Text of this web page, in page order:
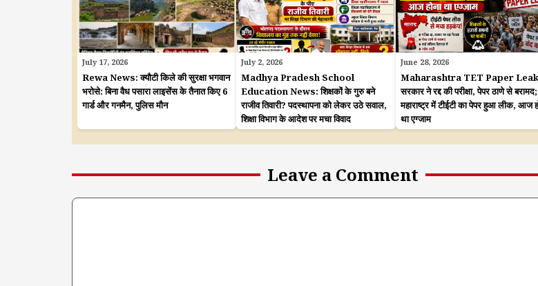
July 17, 2026
Rewa News: क्यौटी किले की सुरक्षा भगवान
भरोसे: बिना वैध पसारा लाइसेंस के तैनात किए 6
गार्ड और गनमैन, पुलिस मौन
July 2, 2026
Madhya Pradesh School
Education News: शिक्षकों के गुरु बने
राजीव तिवारी? पदस्थापना को लेकर उठे सवाल,
शिक्षा विभाग के आदेश पर मचा विवाद
June 28, 2026
Maharashtra TET Paper
सरकार ने रद्द की परीक्षा, पेपर ठाणे से
महाराष्ट्र में टीईटी का पेपर हुआ लीक, आज
था एग्जाम
Leave a Comment
Comment